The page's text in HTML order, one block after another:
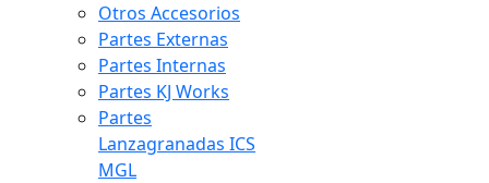
Otros Accesorios
Partes Externas
Partes Internas
Partes KJ Works
Partes
Lanzagranadas ICS
MGL